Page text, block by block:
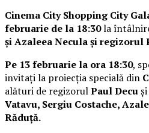
Cinema City Shopping City
februarie de la 18:30la
și Azaleea Necula și regizorul
Pe 13 februarie la ora 18:30,
invitați la proiecția specială din
alături de regizorulPaul Decu
Vatavu, Sergiu Costache,
Răduță.